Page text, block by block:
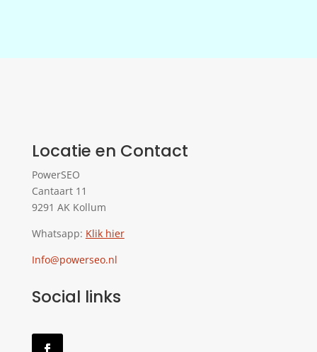
Locatie en Contact
PowerSEO
Cantaart 11
9291 AK Kollum
Whatsapp: Klik hier
Info@powerseo.nl
Social links